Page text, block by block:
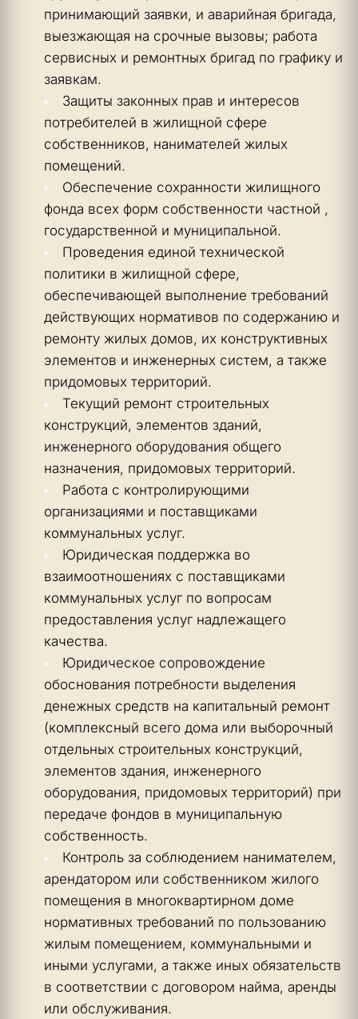
принимающий заявки, и аварийная бригада,
выезжающая на срочные вызовы; работа
сервисных и ремонтных бригад по графику и
заявкам.
Защиты законных прав и интересов
потребителей в жилищной сфере
собственников, нанимателей жилых
помещений.
Обеспечение сохранности жилищного
фонда всех форм собственности частной ,
государственной и муниципальной.
Проведения единой технической
политики в жилищной сфере,
обеспечивающей выполнение требований
действующих нормативов по содержанию и
ремонту жилых домов, их конструктивных
элементов и инженерных систем, а также
придомовых территорий.
Текущий ремонт строительных
конструкций, элементов зданий,
инженерного оборудования общего
назначения, придомовых территорий.
Работа с контролирующими
организациями и поставщиками
коммунальных услуг.
Юридическая поддержка во
взаимоотношениях с поставщиками
коммунальных услуг по вопросам
предоставления услуг надлежащего
качества.
Юридическое сопровождение
обоснования потребности выделения
денежных средств на капитальный ремонт
(комплексный всего дома или выборочный
отдельных строительных конструкций,
элементов здания, инженерного
оборудования, придомовых территорий) при
передаче фондов в муниципальную
собственность.
Контроль за соблюдением нанимателем,
арендатором или собственником жилого
помещения в многоквартирном доме
нормативных требований по пользованию
жилым помещением, коммунальными и
иными услугами, а также иных обязательств
в соответствии с договором найма, аренды
или обслуживания.